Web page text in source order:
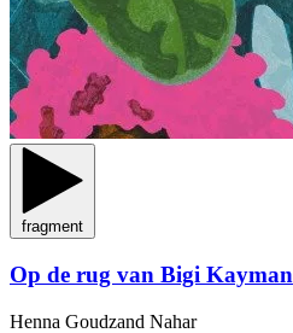
fragment
Op de rug van Bigi Kayman
Henna Goudzand Nahar